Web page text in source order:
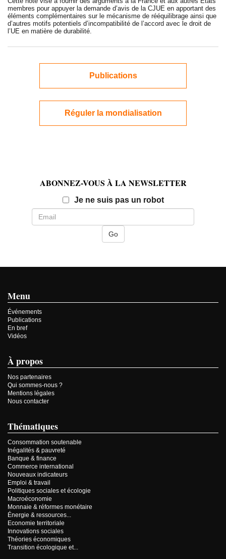
membres pour appuyer la demande d’avis de la CJUE en apportant des
éléments complémentaires sur le mécanisme de rééquilibrage ainsi que
d’autres motifs potentiels d’incompatibilité de l’accord avec le droit de
l’UE en matière de durabilité.
Publications
Réguler la mondialisation
ABONNEZ-VOUS À LA NEWSLETTER
Je ne suis pas un robotEmail
Menu
Événements
Publications
En bref
Vidéos
À propos
Nos partenaires
Qui sommes-nous ?
Mentions légales
Nous contacter
Thématiques
Consommation soutenable
Inégalités & pauvreté
Banque & finance
Commerce international
Nouveaux indicateurs
Emploi & travail
Politiques sociales et écologie
Macroéconomie
Monnaie & réformes monétaire
Énergie & ressources...
Economie territoriale
Innovations sociales
Théories économiques
Transition écologique et...